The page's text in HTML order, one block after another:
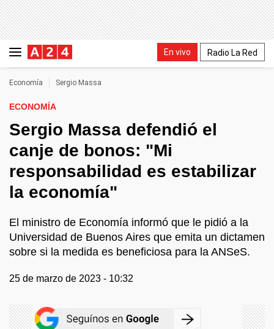
En vivo Radio La Red
Economía Sergio Massa
ECONOMÍA
Sergio Massa defendió el
canje de bonos: "Mi
responsabilidad es estabilizar
la economía"
El ministro de Economía informó que le pidió a la
Universidad de Buenos Aires que emita un dictamen
sobre si la medida es beneficiosa para la ANSeS.
25 de marzo de 2023 - 10:32